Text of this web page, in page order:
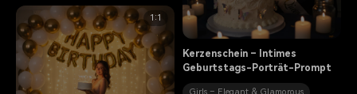
Kerzenschein – Intimes
Geburtstags-Porträt-Prompt
1:1